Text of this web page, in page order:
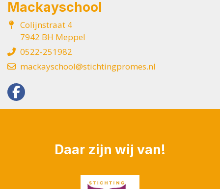
Mackayschool
Colijnstraat 4
7942 BH Meppel
0522-251982
mackayschool@stichtingpromes.nl
Daar zijn wij van!